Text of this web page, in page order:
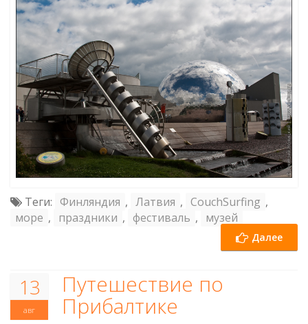
Теги: Финляндия , Латвия , CouchSurfing ,
море , праздники , фестиваль , музей
Далее
13
авг
Путешествие по
Прибалтике